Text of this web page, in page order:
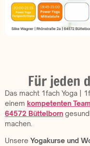
Für jeden
Das macht 1fach Yoga |
einem kompetenten Team
64572 Büttelborn
machen.
Unsere Yogakurse und